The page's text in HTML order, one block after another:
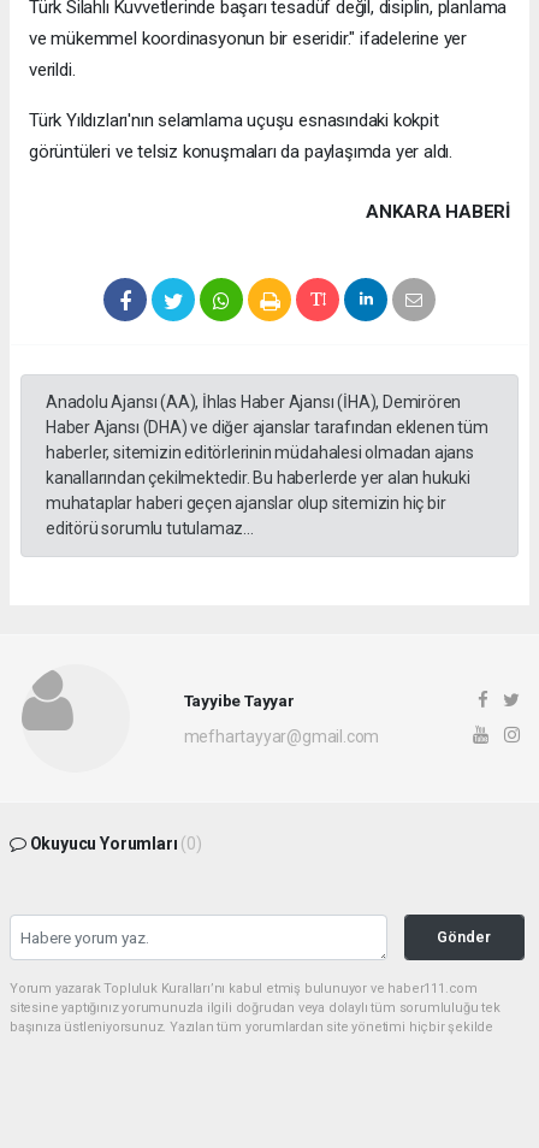
Türk Silahlı Kuvvetlerinde başarı tesadüf değil, disiplin, planlama
ve mükemmel koordinasyonun bir eseridir." ifadelerine yer
verildi.
Türk Yıldızları'nın selamlama uçuşu esnasındaki kokpit
görüntüleri ve telsiz konuşmaları da paylaşımda yer aldı.
ANKARA HABERİ
Anadolu Ajansı (AA), İhlas Haber Ajansı (İHA), Demirören
Haber Ajansı (DHA) ve diğer ajanslar tarafından eklenen tüm
haberler, sitemizin editörlerinin müdahalesi olmadan ajans
kanallarından çekilmektedir. Bu haberlerde yer alan hukuki
muhataplar haberi geçen ajanslar olup sitemizin hiç bir
editörü sorumlu tutulamaz...
Tayyibe Tayyar
mefhartayyar@gmail.com
Okuyucu Yorumları (0)
Gönder
Yorum yazarak Topluluk Kuralları’nı kabul etmiş bulunuyor ve haber111.com
sitesine yaptığınız yorumunuzla ilgili doğrudan veya dolaylı tüm sorumluluğu tek
başınıza üstleniyorsunuz. Yazılan tüm yorumlardan site yönetimi hiçbir şekilde